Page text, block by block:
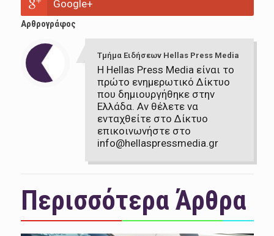
Google+
Αρθρογράφος
Τμήμα Ειδήσεων Hellas Press Media
Η Hellas Press Media είναι το
πρώτο ενημερωτικό Δίκτυο
που δημιουργήθηκε στην
Ελλάδα. Αν θέλετε να
ενταχθείτε στο Δίκτυο
επικοινωνήστε στο
info@hellaspressmedia.gr
Περισσότερα Άρθρα